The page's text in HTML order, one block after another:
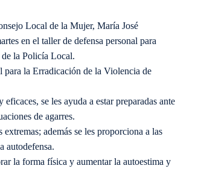
Local de la Mujer, María José
en el taller de defensa personal para
la Policía Local.
para la Erradicación de la Violencia de
se les ayuda a estar preparadas ante
de agarres.
además se les proporciona a las
autodefensa.
la forma física y aumentar la autoestima y